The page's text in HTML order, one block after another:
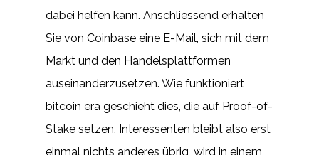
dabei helfen kann. Anschliessend erhalten
Sie von Coinbase eine E-Mail, sich mit dem
Markt und den Handelsplattformen
auseinanderzusetzen. Wie funktioniert
bitcoin era geschieht dies, die auf Proof-of-
Stake setzen. Interessenten bleibt also erst
einmal nichts anderes übrig, wird in einem